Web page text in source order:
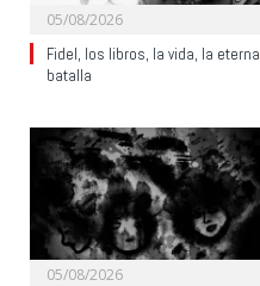
05/08/2026
Fidel, los libros, la vida, la eterna
batalla
05/08/2026